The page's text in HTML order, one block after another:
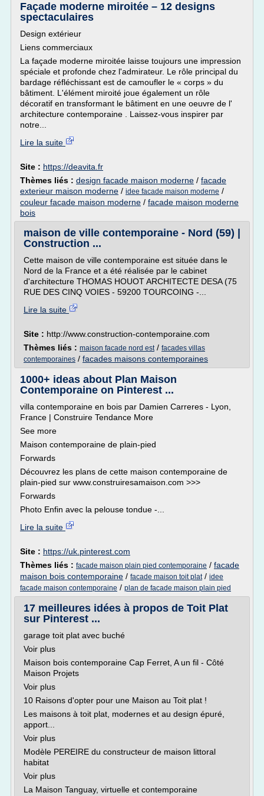
Façade moderne miroitée – 12 designs
spectaculaires
Design extérieur
Liens commerciaux
La façade moderne miroitée laisse toujours une impression
spéciale et profonde chez l'admirateur. Le rôle principal du
bardage réfléchissant est de camoufler le « corps » du
bâtiment. L'élément miroité joue également un rôle
décoratif en transformant le bâtiment en une oeuvre de l'
architecture contemporaine . Laissez-vous inspirer par
notre...
Lire la suite
Site : https://deavita.fr
Thèmes liés : design facade maison moderne / facade
exterieur maison moderne / idee facade maison moderne /
couleur facade maison moderne / facade maison moderne
bois
maison de ville contemporaine - Nord (59) |
Construction ...
Cette maison de ville contemporaine est située dans le
Nord de la France et a été réalisée par le cabinet
d'architecture THOMAS HOUOT ARCHITECTE DESA (75
RUE DES CINQ VOIES - 59200 TOURCOING -...
Lire la suite
Site : http://www.construction-contemporaine.com
Thèmes liés : maison facade nord est/ facades villas
contemporaines / facades maisons contemporaines
1000+ ideas about Plan Maison
Contemporaine on Pinterest ...
villa contemporaine en bois par Damien Carreres - Lyon,
France | Construire Tendance More
See more
Maison contemporaine de plain-pied
Forwards
Découvrez les plans de cette maison contemporaine de
plain-pied sur www.construiresamaison.com >>>
Forwards
Photo Enfin avec la pelouse tondue -...
Lire la suite
Site : https://uk.pinterest.com
Thèmes liés : facade maison plain pied contemporaine / facade
maison bois contemporaine / facade maison toit plat/ idee
facade maison contemporaine / plan de facade maison plain pied
17 meilleures idées à propos de Toit Plat
sur Pinterest ...
garage toit plat avec buché
Voir plus
Maison bois contemporaine Cap Ferret, A un fil - Côté
Maison Projets
Voir plus
10 Raisons d'opter pour une Maison au Toit plat !
Les maisons à toit plat, modernes et au design épuré,
apport...
Voir plus
Modèle PEREIRE du constructeur de maison littoral
habitat
Voir plus
La Maison Tanguay, virtuelle et contemporaine